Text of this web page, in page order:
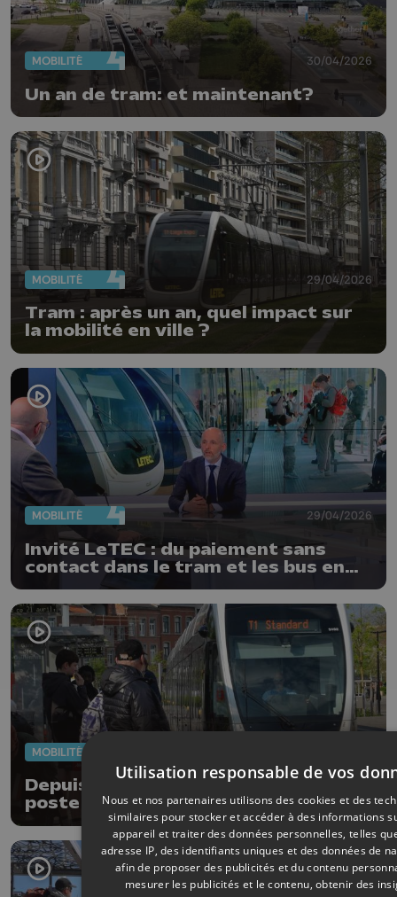
MOBILITÉ 30/04/2026
Un an de tram: et maintenant?
MOBILITÉ 29/04/2026
Tram : après un an, quel impact sur
la mobilité en ville ?
MOBILITÉ 29/04/2026
Invité LeTEC : du paiement sans
contact dans le tram et les bus en
2027
MOBILITÉ
Depuis un an, la cabine du tram,
poste d'observation de la vie de la
Utilisation responsable de vos
Nous et nos partenaires utilisons des cookies et des
similaires pour stocker et accéder à des informations
appareil et traiter des données personnelles, telles
adresse IP, des identifiants uniques et des données de
afin de proposer des publicités et du contenu
mesurer les publicités et le contenu, obtenir des